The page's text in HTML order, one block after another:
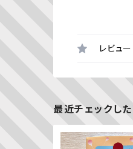
レビュー
最近チェックし